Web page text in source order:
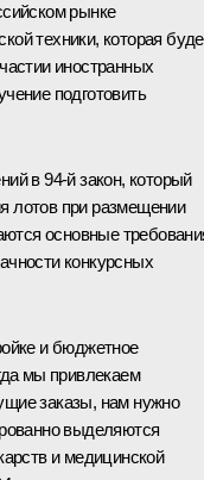
рынке
техники, которая
иностранных
подготовить
в 94-й закон, который
лотов при размещении
основные
конкурсных
и бюджетное
мы привлекаем
заказы, нам нужно
выделяются
и медицинской